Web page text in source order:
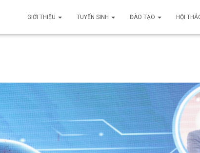
GIỚI THIỆU TUYỂN SINH ĐÀO TẠO HỘI